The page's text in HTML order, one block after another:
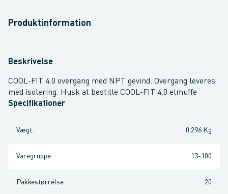
Produktinformation
Beskrivelse
COOL-FIT 4.0 overgang med NPT gevind. Overgang leveres
med isolering. Husk at bestille COOL-FIT 4.0 elmuffe
Specifikationer
Vægt: 0,296 Kg
Varegruppe: 13-100
Pakkestørrelse: 20